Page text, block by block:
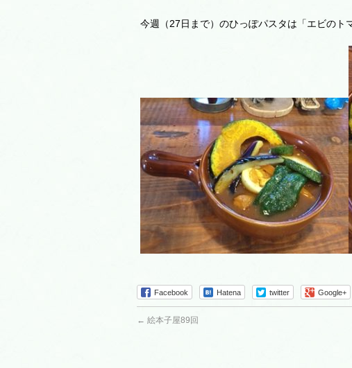
今週（27日まで）のひっぽパスタは「エビのト
Facebook Hatena twitter Google+
← 絵本子屋89回